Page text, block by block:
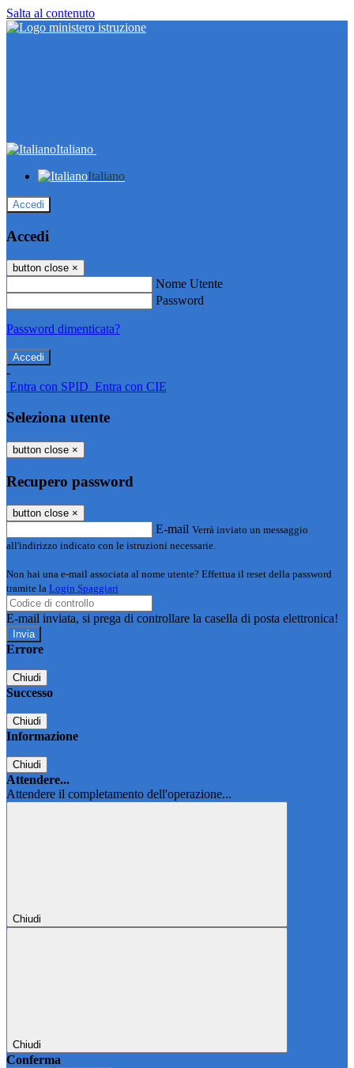
Salta al contenuto
Italiano
Italiano
Accedi
Accedi
button close ×
Nome Utente
Password
Password dimenticata?
-
Entra con SPID Entra con CIE
Seleziona utente
button close ×
Recupero password
button close ×
E-mail Verrà inviato un messaggio
all'indirizzo indicato con le istruzioni necessarie.
Non hai una e-mail associata al nome utente? Effettua il reset della password
tramite la Login Spaggiari
E-mail inviata, si prega di controllare la casella di posta elettronica!
Errore
Chiudi
Successo
Chiudi
Informazione
Chiudi
Attendere...
Attendere il completamento dell'operazione...
Chiudi
Chiudi
Conferma